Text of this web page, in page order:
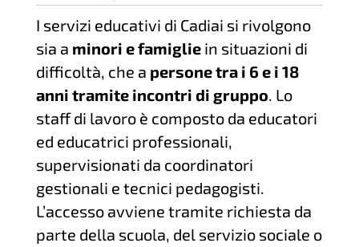
I servizi educativi di Cadiai si rivolgono
sia a minori e famigliein situazioni di
difficoltà, che a persone tra i 6 e i 18
anni tramite incontri di gruppo. Lo
staff di lavoro è composto da educatori
ed educatrici professionali,
supervisionati da coordinatori
gestionali e tecnici pedagogisti.
L’accesso avviene tramite richiesta da
parte della scuola, del servizio sociale o